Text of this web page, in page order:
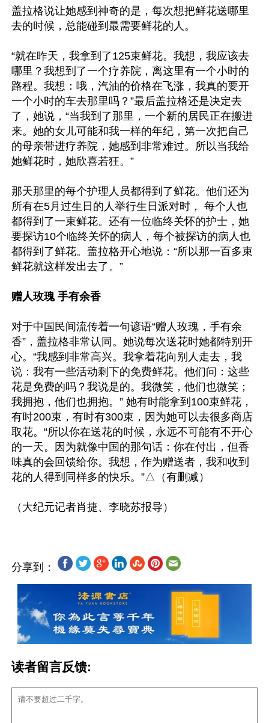
盖拉格说让她感到神奇的是，每次想把鲜花送哪里
去的时候，总能碰到最需要鲜花的人。
“就在昨天，我拿到了125束鲜花。我想，我应该去
哪里？我想到了一个疗养院，离这里有一个小时的
路程。我想：哦，汽油的价格在飞涨，我真的要开
一个小时的车去那里吗？”最后盖拉格还是决定去
了，她说，“当我到了那里，一个新的居民正在搬进
来。她的女儿可能和我一样的年纪，第一次把自己
的母亲带进疗养院，她感到非常难过。所以当我给
她鲜花时，她欣喜若狂。”
那天那里的每个护理人员都得到了鲜花。他们还为
所有在5月过生日的人举行生日派对时， 每个人也
都得到了一束鲜花。还有一位临终关怀的护士，她
要探访10个临终关怀的病人，每个被探访的病人也
都得到了鲜花。盖拉格开心地说：“所以那一百多束
鲜花就这样发出去了。”
赠人玫瑰 手有余香
对于中国民间流传着一句谚语“赠人玫瑰，手有余
香”，盖拉格非常认同。她说每次送花时她都特别开
心。“我感到非常高兴。我拿着花向别人走去，我
说：我有一些活动剩下的免费鲜花。他们问：这些
花是免费的吗？我说是的。我微笑，他们也微笑；
我拥抱，他们也拥抱。” 她有时能拿到100束鲜花，
有时200束，有时有300束，因为她可以去很多商店
取花。“所以你在送花的时候，永远不可能有不开心
的一天。因为就像中国的那句话：你在付出，但香
味真的会回馈给你。我想，作为赠送者，我和收到
花的人得到同样多的快乐。”△（有删减）
分享到：
读者留言反馈: